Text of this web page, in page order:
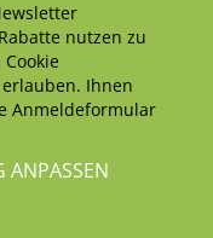
nutzen zu
erlauben. Ihnen
Anmeldeformular
ANPASSEN